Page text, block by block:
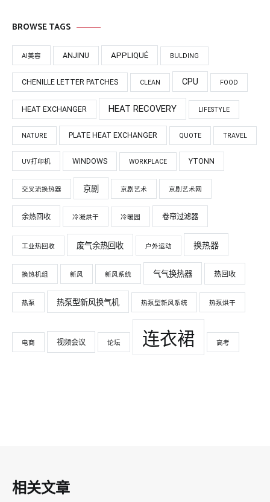
BROWSE TAGS
AI美容 ANJINU APPLIQUÉ BULDING
CHENILLE LETTER PATCHES CLEAN CPU FOOD
HEAT EXCHANGER HEAT RECOVERY LIFESTYLE
NATURE PLATE HEAT EXCHANGER QUOTE TRAVEL
UV打印机 WINDOWS WORKPLACE YTONN
交叉流换热器 京剧 京剧艺术 京剧艺术网
余热回收 冷凝烘干 冷暖园 卷帘过滤器
工业热回收 废气余热回收 户外运动 换热器
换热机组 新风 新风系统 气气换热器 热回收
热泵 热泵型新风换气机 热泵型新风系统 热泵烘干
电商 视频会议 论坛 连衣裙 高考
相关文章